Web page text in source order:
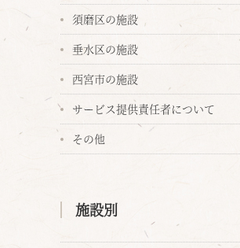
須磨区の施設
垂水区の施設
西宮市の施設
サービス提供責任者について
その他
施設別